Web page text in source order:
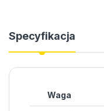
Specyfikacja
Waga